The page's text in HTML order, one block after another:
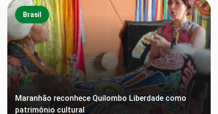
Brasil
Maranhão reconhece Quilombo Liberdade como
patrimônio cultural